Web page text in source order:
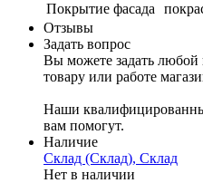
Покрытие фасада
Отзывы
Задать вопрос
Вы можете задать
товару или работе
Наши
вам помогут.
Наличие
Склад (Склад), Склад
Нет в наличии